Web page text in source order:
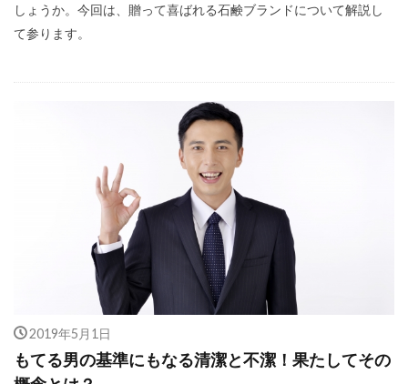
しょうか。今回は、贈って喜ばれる石鹸ブランドについて解説し
て参ります。
2019年5月1日
もてる男の基準にもなる清潔と不潔！果たしてその